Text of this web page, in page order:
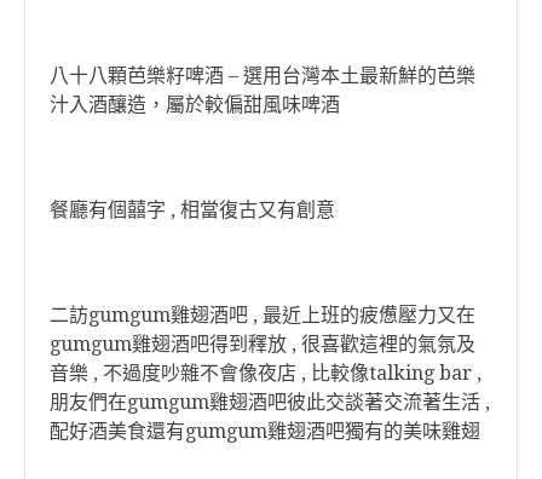
八十八顆芭樂籽啤酒 – 選用台灣本土最新鮮的芭樂
汁入酒釀造，屬於較偏甜風味啤酒
餐廳有個囍字 , 相當復古又有創意
二訪gumgum雞翅酒吧 , 最近上班的疲憊壓力又在
gumgum雞翅酒吧得到釋放 , 很喜歡這裡的氣氛及
音樂 , 不過度吵雜不會像夜店 , 比較像talking bar ,
朋友們在gumgum雞翅酒吧彼此交談著交流著生活 ,
配好酒美食還有gumgum雞翅酒吧獨有的美味雞翅